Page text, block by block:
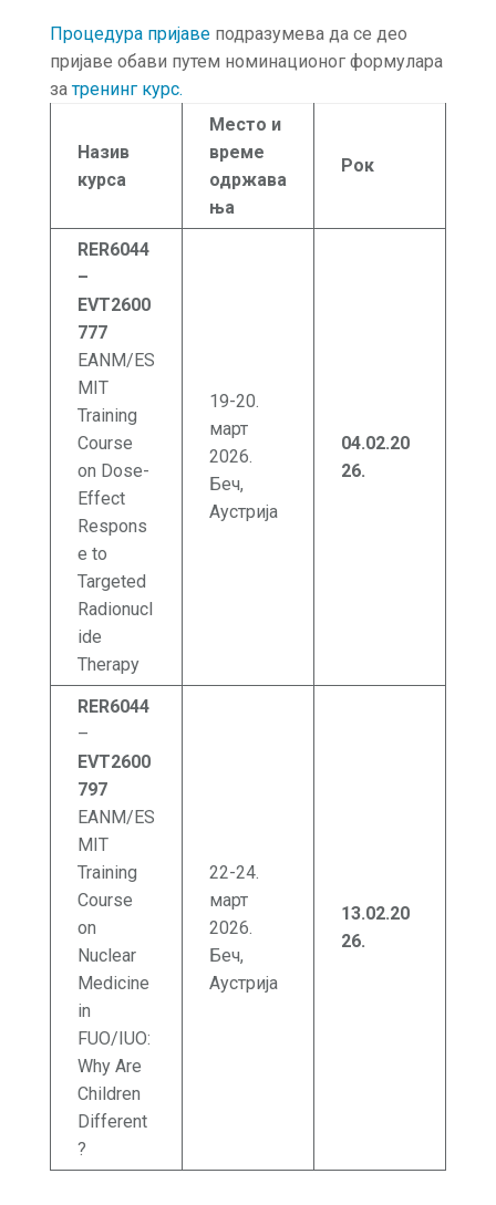
Процедура пријавеподразумева да се део
пријаве обави путем номинационог формулара
затренинг курс.
Назив
курса
Место и
време
одржава
ња
Рок
RER6044
–
EVT2600
777
EANM/ES
MIT
Training
Course
on Dose-
Effect
Respons
e to
Targeted
Radionucl
ide
Therapy
19-20.
март
2026.
Беч,
Аустрија
04.02.20
26.
RER6044
–
EVT2600
797
EANM/ES
MIT
Training
Course
on
Nuclear
Medicine
in
FUO/IUO:
Why Are
Children
Different
?
22-24.
март
2026.
Беч,
Аустрија
13.02.20
26.